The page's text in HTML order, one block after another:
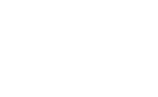
votre projet et de
et réussie entre